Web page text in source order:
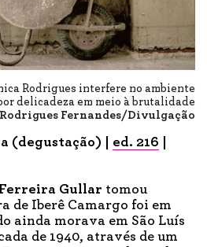
Rodrigues interfere no ambiente
delicadeza em meio à brutalidade
Fernandes/Divulgação
(degustação) | ed. 216
Gullar tomou
de Iberê Camargo foi em
ainda morava em São Luís
de 1940, através de um